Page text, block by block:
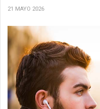
21 MAYO 2026